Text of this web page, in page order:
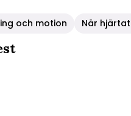
och motion När